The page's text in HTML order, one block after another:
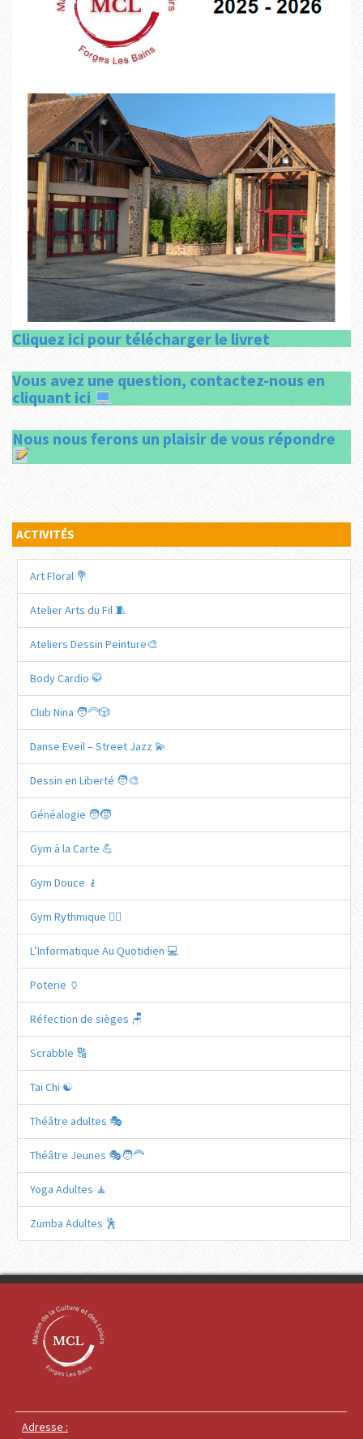
Cliquez ici pour télécharger le livret
Vous avez une question, contactez-nous en
cliquant ici
Nous nous ferons un plaisir de vous répondre
ACTIVITÉS
Art Floral 💐
Atelier Arts du Fil 🧵
Ateliers Dessin Peinture🎨
Body Cardio 🥋​
Club Nina 🧑‍🦳🎲
Danse Eveil – Street Jazz 💫
Dessin en Liberté 🧑‍🎨
Généalogie 🧑‍🧒
Gym à la Carte 💪
Gym Douce 🧎
Gym Rythmique 🤸‍♀️
L’Informatique Au Quotidien 💻
Poterie 🏺
Réfection de sièges 🪑
Scrabble 🔠
Tai Chi ☯️
Théâtre adultes 🎭
Théâtre Jeunes 🎭🧑‍🦰
Yoga Adultes 🧘
Zumba Adultes 🕺
Adresse :